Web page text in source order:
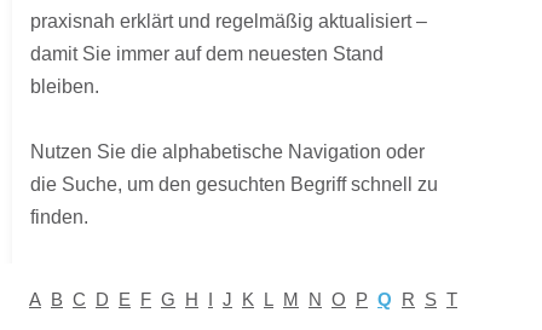
praxisnah erklärt und regelmäßig aktualisiert –
damit Sie immer auf dem neuesten Stand
bleiben.
Nutzen Sie die alphabetische Navigation oder
die Suche, um den gesuchten Begriff schnell zu
finden.
A B C D E F G H I J K L M N O P Q R S T